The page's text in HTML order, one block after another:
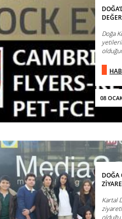
08
Doğa
DOĞA
Kartal
olduğu